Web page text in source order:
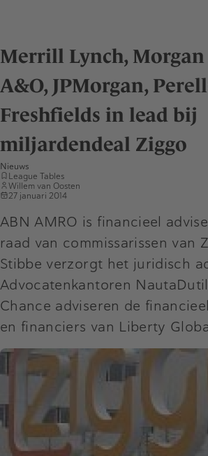
Merrill Lynch, Morgan
A&O, JPMorgan,
Freshfields in lead bij
miljardendeal Ziggo
Nieuws
League Tables
Willem van Oosten
27 januari 2014
ABN AMRO is financieel
raad van commissarissen van
Stibbe verzorgt het juridisch
Advocatenkantoren
Chance adviseren de
en financiers van Liberty